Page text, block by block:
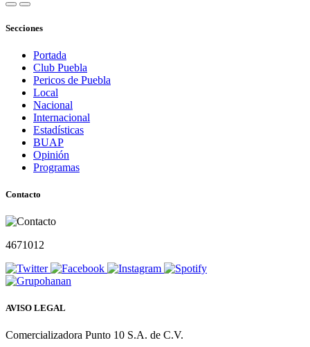
Secciones
Portada
Club Puebla
Pericos de Puebla
Local
Nacional
Internacional
Estadísticas
BUAP
Opinión
Programas
Contacto
4671012
AVISO LEGAL
Comercializadora Punto 10 S.A. de C.V.